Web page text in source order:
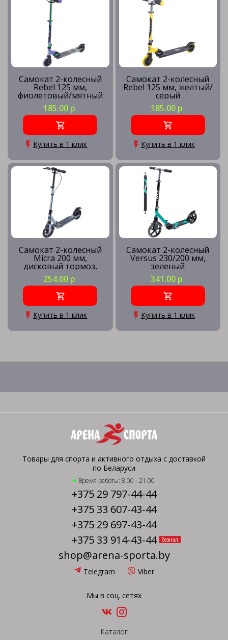
Самокат 2-колесный
Rebel 125 мм,
фиолетовый/мятный
185.00 р
Купить в 1 клик
Самокат 2-колесный
Rebel 125 мм, желтый/
серый
185.00 р
Купить в 1 клик
Самокат 2-колесный
Micra 200 мм,
дисковый тормоз,
серый
254.00 р
Купить в 1 клик
Самокат 2-колесный
Versus 230/200 мм,
зеленый
341.00 р
Купить в 1 клик
Товары для спорта и активного отдыха с доставкой
по Беларуси
Время работы: 8.00 - 21.00
+375 29 797-44-44
+375 33 607-43-44
+375 29 697-43-44
+375 33 914-43-44
безнал
shop@arena-sporta.by
Telegram Viber
Мы в соц. сетях
Каталог